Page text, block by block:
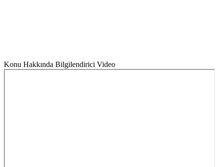
Konu Hakkında Bilgilendirici Video